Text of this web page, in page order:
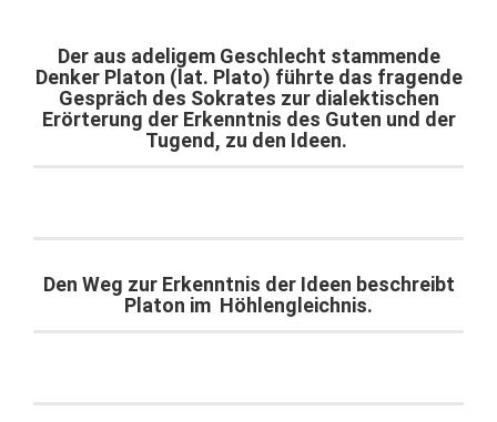
Der aus adeligem Geschlecht stammende
Denker Platon (lat. Plato) führte das fragende
Gespräch des Sokrates zur dialektischen
Erörterung der Erkenntnis des Guten und der
Tugend, zu den Ideen.
Den Weg zur Erkenntnis der Ideen beschreibt
Platon im Höhlengleichnis.